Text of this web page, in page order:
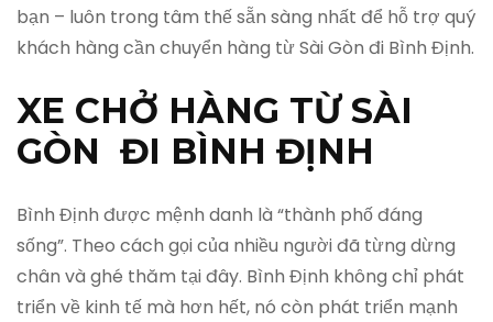
bạn – luôn trong tâm thế sẵn sàng nhất để hỗ trợ quý
khách hàng cần chuyển hàng từ Sài Gòn đi Bình Định.
XE CHỞ HÀNG TỪ SÀI
GÒN ĐI BÌNH ĐỊNH
Bình Định được mệnh danh là “thành phố đáng
sống”. Theo cách gọi của nhiều người đã từng dừng
chân và ghé thăm tại đây. Bình Định không chỉ phát
triển về kinh tế mà hơn hết, nó còn phát triển mạnh